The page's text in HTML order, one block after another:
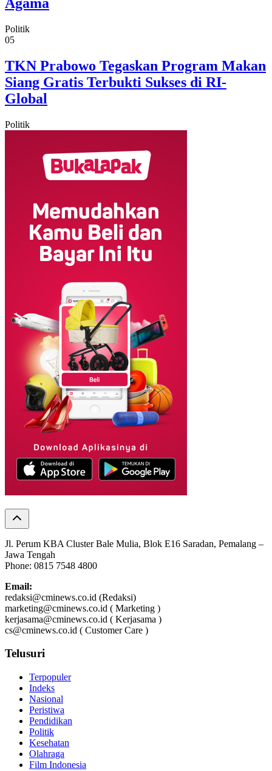
Politik
05
TKN Prabowo Tegaskan Program Makan
Siang Gratis Terbukti Sukses di RI-
Global
Politik
Jl. Perum KBA Cluster Bale Mulia, Blok E16 Saradan, Pemalang –
Jawa Tengah
Phone: 0815 7548 4800
Email:
redaksi@cminews.co.id (Redaksi)
marketing@cminews.co.id ( Marketing )
kerjasama@cminews.co.id ( Kerjasama )
cs@cminews.co.id ( Customer Care )
Telusuri
Terpopuler
Indeks
Nasional
Peristiwa
Pendidikan
Politik
Kesehatan
Olahraga
Film Indonesia